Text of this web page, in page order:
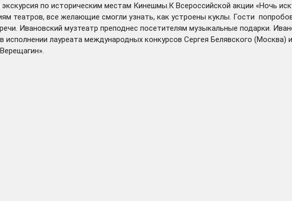
по историческим местам Кинешмы.К Всероссийской акции «Ночь
театров, все желающие смогли узнать, как устроены куклы. Гости
Ивановский музтеатр преподнес посетителям музыкальные подарки.
исполнении лауреата международных конкурсов Сергея Белявского